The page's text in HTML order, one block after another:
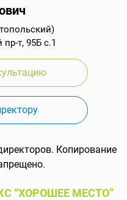
т, 95Б с.1
Копирование
“ХОРОШЕЕ МЕСТО”